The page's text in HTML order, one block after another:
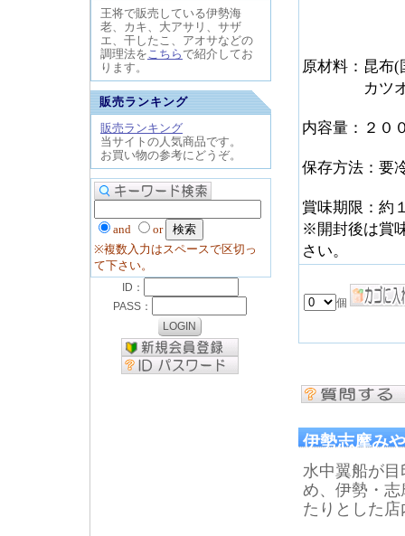
王将で販売している伊勢海
老、カキ、大アサリ、サザ
エ、干したこ、アオサなどの
調理法をこちら で紹介してお
ります。
販売ランキング
販売ランキング
当サイトの人気商品です。
お買い物の参考にどうぞ。
and
or
※複数入力はスペースで区切っ
て下さい。
原材料：昆布
カツオエキ
内容量：２０
保存方法：要
賞味期限：約
※開封後は賞
さい。
伊勢志摩み
水中翼船が
め、伊勢・
たりとした